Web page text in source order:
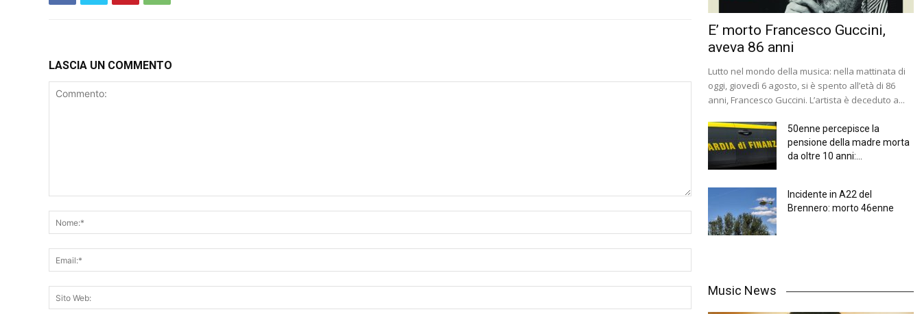
LASCIA UN COMMENTO
E’ morto Francesco Guccini,
aveva 86 anni
Lutto nel mondo della musica: nella mattinata di
oggi, giovedì 6 agosto, si è spento all’età di 86
anni, Francesco Guccini. L’artista è deceduto a...
50enne percepisce la
pensione della madre morta
da oltre 10 anni:...
Incidente in A22 del
Brennero: morto 46enne
Music News